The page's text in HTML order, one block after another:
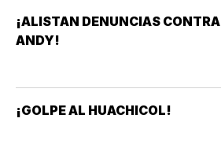
¡ALISTAN DENUNCIAS CONTRA
ANDY!
¡GOLPE AL HUACHICOL!